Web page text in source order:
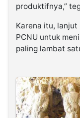
produktifnya,”
Karena itu, lanjut
PCNU untuk
paling lambat